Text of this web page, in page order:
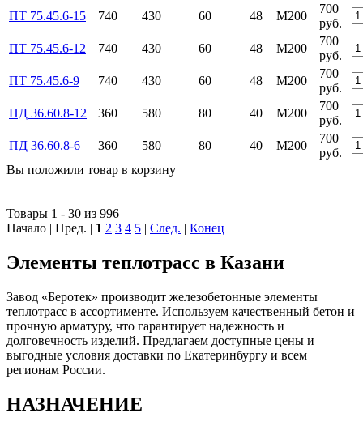
ПТ 75.45.6-15
740 430 60 48 М200
700
руб.
ПТ 75.45.6-12
740 430 60 48 М200
700
руб.
ПТ 75.45.6-9
740 430 60 48 М200
700
руб.
ПД 36.60.8-12
360 580 80 40 М200
700
руб.
ПД 36.60.8-6
360 580 80 40 М200
700
руб.
Вы положили товар в корзину
Товары 1 - 30 из 996
Начало | Пред. | 1 2 3 4 5 | След. | Конец
Элементы теплотрасс в Казани
Завод «Беротек» производит железобетонные элементы
теплотрасс в ассортименте. Используем качественный бетон и
прочную арматуру, что гарантирует надежность и
долговечность изделий. Предлагаем доступные цены и
выгодные условия доставки по Екатеринбургу и всем
регионам России.
НАЗНАЧЕНИЕ